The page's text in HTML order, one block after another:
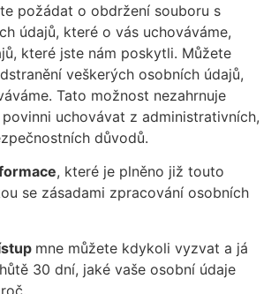
požádat o obdržení souboru s
údajů, které o vás uchováváme,
které jste nám poskytli. Můžete
veškerých osobních údajů,
Tato možnost nezahrnuje
uchovávat z administrativních,
důvodů.
, které je plněno již touto
se zásadami zpracování osobních
mne můžete kdykoli vyzvat a já
30 dní, jaké vaše osobní údaje